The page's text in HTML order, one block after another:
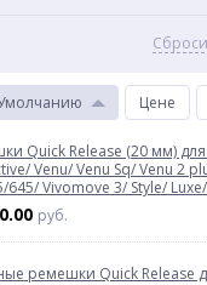
Цене
Quick Release (20 мм)
Venu/ Venu Sq/ Venu 2
645/ Vivomove 3/ Style/
руб.
ремешки Quick Release